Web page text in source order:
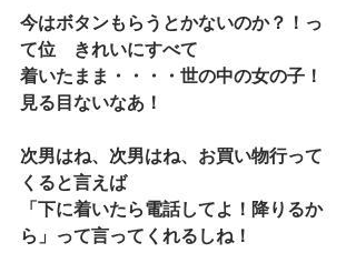
今はボタンもらうとかないのか？！っ
て位　きれいにすべて
着いたまま・・・・世の中の女の子！
見る目ないなあ！
次男はね、次男はね、お買い物行って
くると言えば
「下に着いたら電話してよ！降りるか
ら」って言ってくれるしね！